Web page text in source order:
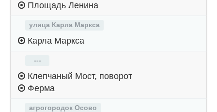
Площадь Ленина
улица Карла Маркса
Карла Маркса
---
Клепчаный Мост, поворот
Ферма
агрогородок Осово